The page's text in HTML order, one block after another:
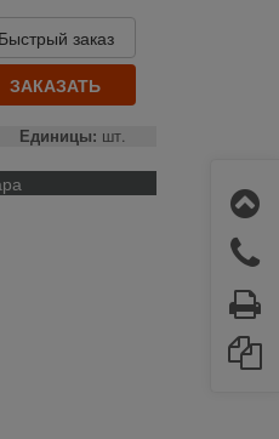
Быстрый заказ
ЗАКАЗАТЬ
Единицы: шт.